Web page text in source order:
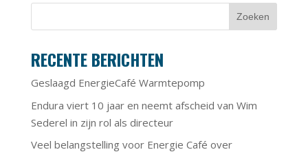
RECENTE BERICHTEN
Geslaagd EnergieCafé Warmtepomp
Endura viert 10 jaar en neemt afscheid van Wim
Sederel in zijn rol als directeur
Veel belangstelling voor Energie Café over